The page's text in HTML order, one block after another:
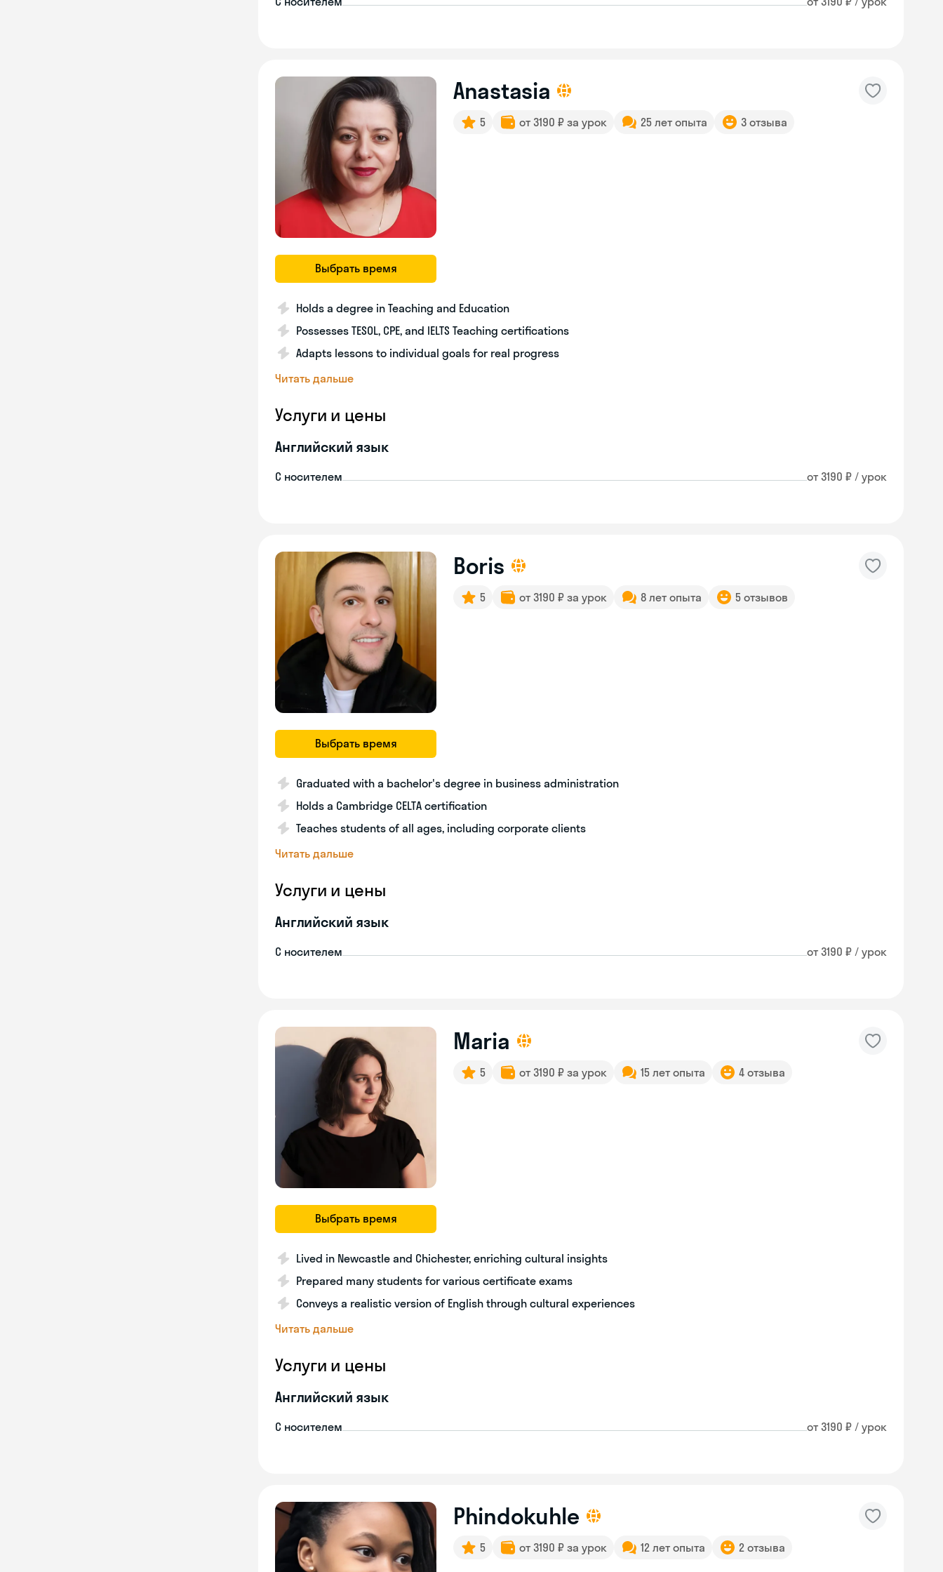
Выбрать время
Anastasia
5 от 3190 ₽ за урок 25 лет опыта 3 отзыва
Holds a degree in Teaching and Education
Possesses TESOL, CPE, and IELTS Teaching certifications
Adapts lessons to individual goals for real progress
Читать дальше
Услуги и цены
Английский язык
С носителем от 3190 ₽ / урок
Выбрать время
Boris
5 от 3190 ₽ за урок 8 лет опыта 5 отзывов
Graduated with a bachelor's degree in business administration
Holds a Cambridge CELTA certification
Teaches students of all ages, including corporate clients
Читать дальше
Услуги и цены
Английский язык
С носителем от 3190 ₽ / урок
Выбрать время
Maria
5 от 3190 ₽ за урок 15 лет опыта 4 отзыва
Lived in Newcastle and Chichester, enriching cultural insights
Prepared many students for various certificate exams
Conveys a realistic version of English through cultural experiences
Читать дальше
Услуги и цены
Английский язык
С носителем от 3190 ₽ / урок
Phindokuhle
5 от 3190 ₽ за урок 12 лет опыта 2 отзыва